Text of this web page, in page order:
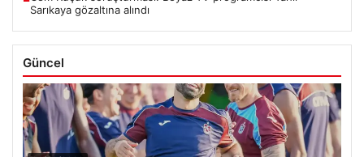
Sarıkaya gözaltına alındı
Güncel